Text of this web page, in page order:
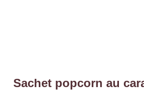
Sachet popcorn au